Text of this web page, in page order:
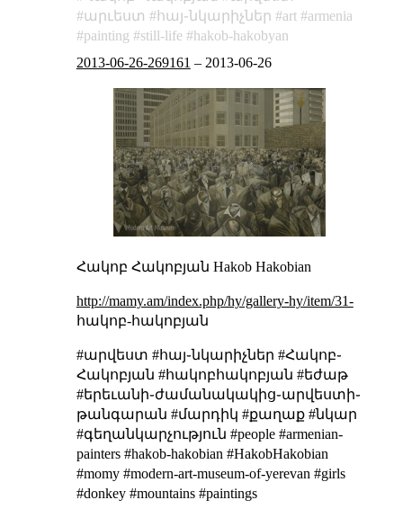
արւեստ
հայ֊նկարիչներ art
armenia
painting
still-life
hakob-hakobyan
2013-06-26-269161 – 2013-06-26
Հակոբ Հակոբյան Hakob Hakobian
http://mamy.am/index.php/hy/gallery-hy/item/31-
հակոբ-հակոբյան
#արվեստ #հայ֊նկարիչներ #Հակոբ֊
Հակոբյան #հակոբհակոբյան #եժաթ
#երեւանի֊ժամանակակից֊արվեստի֊
թանգարան #մարդիկ #քաղաք #նկար
#գեղանկարչություն #people #armenian-
painters #hakob-hakobian #HakobHakobian
#momy #modern-art-museum-of-yerevan #girls
#donkey #mountains #paintings